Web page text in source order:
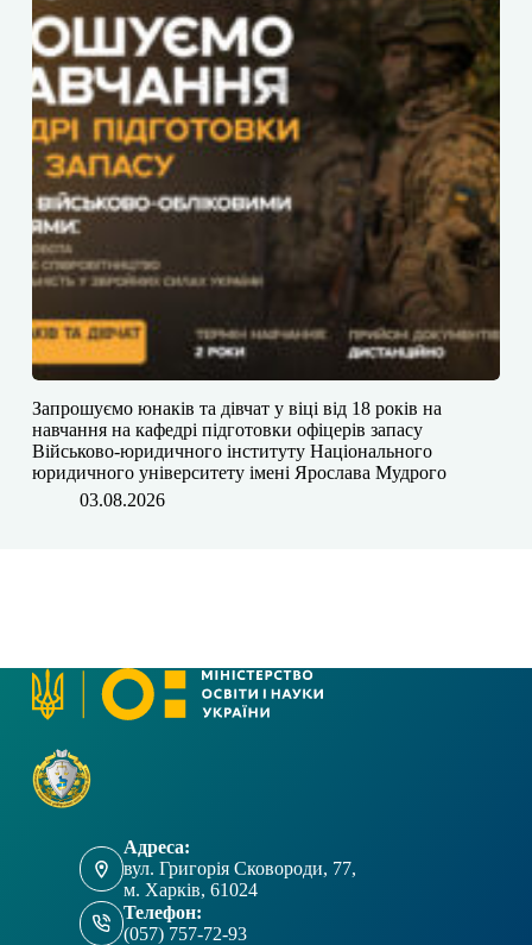
Запрошуємо юнаків та дівчат у віці від 18 років на
навчання на кафедрі підготовки офіцерів запасу
Військово-юридичного інституту Національного
юридичного університету імені Ярослава Мудрого
03.08.2026
Адреса:
вул. Григорія Сковороди, 77,
м. Харків, 61024
Телефон:
(057) 757-72-93